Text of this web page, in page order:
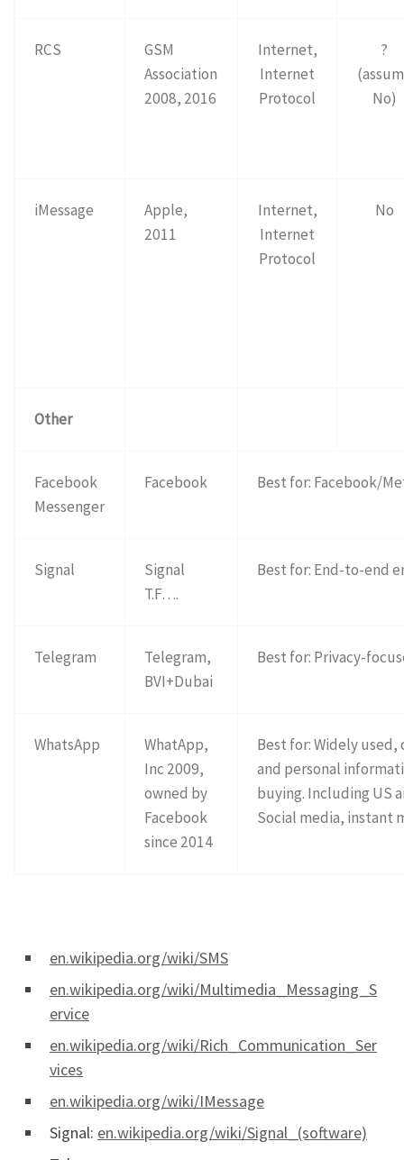
RCS
GSM
Association
2008, 2016
Internet,
Internet
Protocol
?
No)
iMessage
Apple,
2011
Internet,
Internet
Protocol
No
Other
Facebook
Messenger
Facebook Best for: Facebook/
Signal
Signal
T.F….
Best for: End-to-end
Telegram
Telegram,
BVI+Dubai
Best for: Privacy-
WhatsApp
WhatApp,
Inc 2009,
owned by
Facebook
since 2014
Best for: Widely
and personal
buying. Including US
Social media, instant
en.wikipedia.org/wiki/SMS
en.wikipedia.org/wiki/Multimedia_Messaging_S
ervice
en.wikipedia.org/wiki/Rich_Communication_Ser
vices
en.wikipedia.org/wiki/IMessage
Signal: en.wikipedia.org/wiki/Signal_(software)